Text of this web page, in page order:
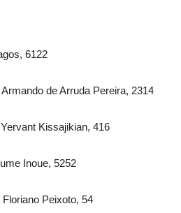
6122
de Arruda Pereira, 2314
Kissajikian, 416
Inoue, 5252
Peixoto, 54